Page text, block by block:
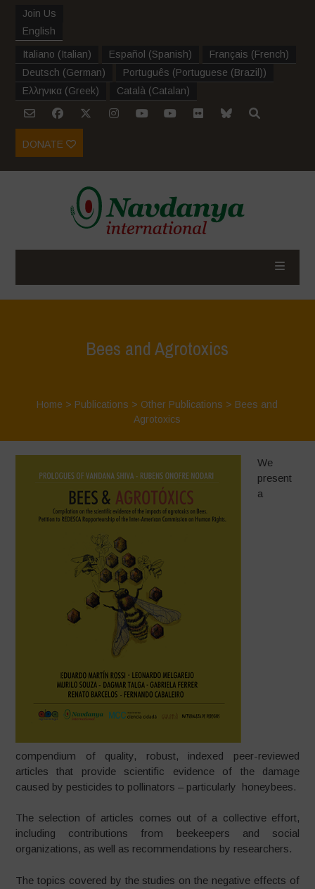
Join Us
English
Italiano (Italian) Español (Spanish) Français (French)
Deutsch (German) Português (Portuguese (Brazil))
Ελληνικα (Greek) Català (Catalan)
DONATE
Bees and Agrotoxics
Home > Publications > Other Publications > Bees and
Agrotoxics
We
present
a
compendium of quality, robust, indexed peer-reviewed
articles that provide scientific evidence of the damage
caused by pesticides to pollinators – particularly honeybees.
The selection of articles comes out of a collective effort,
including contributions from beekeepers and social
organizations, as well as recommendations by researchers.
The topics covered by the studies on the negative effects of